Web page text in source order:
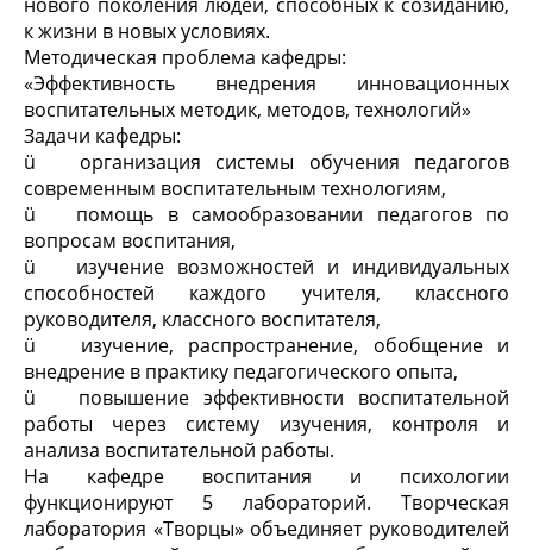
к жизни в новых условиях.
Методическая проблема кафедры:
«Эффективность внедрения инновационных
воспитательных методик, методов, технологий»
Задачи кафедры:
ü организация системы обучения педагогов
современным воспитательным технологиям,
ü помощь в самообразовании педагогов по
вопросам воспитания,
ü изучение возможностей и индивидуальных
способностей каждого учителя, классного
руководителя, классного воспитателя,
ü изучение, распространение, обобщение и
внедрение в практику педагогического опыта,
ü повышение эффективности воспитательной
работы через систему изучения, контроля и
анализа воспитательной работы.
На кафедре воспитания и психологии
функционируют 5 лабораторий. Творческая
лаборатория «Творцы» объединяет руководителей